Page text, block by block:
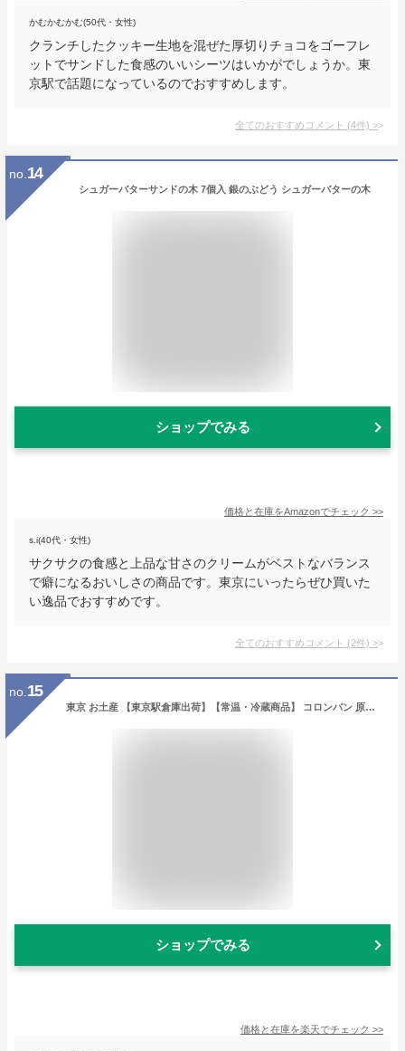
かむかむかむ(50代・女性)
クランチしたクッキー生地を混ぜた厚切りチョコをゴーフレ
ットでサンドした食感のいいシーツはいかがでしょうか。東
京駅で話題になっているのでおすすめします。
全てのおすすめコメント (4件) >
no. 14
シュガーバターサンドの木 7個入 銀のぶどう シュガーバターの木
ショップでみる
価格と在庫をAmazonでチェック >>
s.i(40代・女性)
サクサクの食感と上品な甘さのクリームがベストなバランス
で癖になるおいしさの商品です。東京にいったらぜひ買いた
い逸品でおすすめです。
全てのおすすめコメント (2件) >
no. 15
東京 お土産 【東京駅倉庫出荷】【常温・冷蔵商品】 コロンバン 原宿焼きスイートポテト 10個入 東京駅 お菓子 スイーツ 洋菓子 焼菓子 ケーキ スイートポテト お中元 お歳暮 内祝い お取り寄せ ギフト プレゼント プチギフト 手土産 のし可
ショップでみる
価格と在庫を楽天でチェック >>